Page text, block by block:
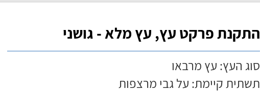
התקנת פרקט עץ, עץ מלא - גושני
סוג העץ: עץ מרבאו
תשתית קיימת: על גבי מרצפות